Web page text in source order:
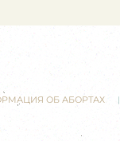
ОБ АБОРТАХ